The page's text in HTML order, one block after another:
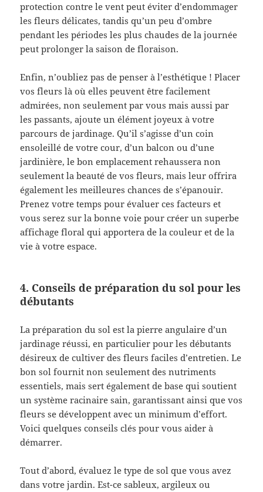
protection contre le vent peut éviter d’endommager
les fleurs délicates, tandis qu’un peu d’ombre
pendant les périodes les plus chaudes de la journée
peut prolonger la saison de floraison.
Enfin, n’oubliez pas de penser à l’esthétique ! Placer
vos fleurs là où elles peuvent être facilement
admirées, non seulement par vous mais aussi par
les passants, ajoute un élément joyeux à votre
parcours de jardinage. Qu’il s’agisse d’un coin
ensoleillé de votre cour, d’un balcon ou d’une
jardinière, le bon emplacement rehaussera non
seulement la beauté de vos fleurs, mais leur offrira
également les meilleures chances de s’épanouir.
Prenez votre temps pour évaluer ces facteurs et
vous serez sur la bonne voie pour créer un superbe
affichage floral qui apportera de la couleur et de la
vie à votre espace.
4. Conseils de préparation du sol pour les
débutants
La préparation du sol est la pierre angulaire d’un
jardinage réussi, en particulier pour les débutants
désireux de cultiver des fleurs faciles d’entretien. Le
bon sol fournit non seulement des nutriments
essentiels, mais sert également de base qui soutient
un système racinaire sain, garantissant ainsi que vos
fleurs se développent avec un minimum d’effort.
Voici quelques conseils clés pour vous aider à
démarrer.
Tout d’abord, évaluez le type de sol que vous avez
dans votre jardin. Est-ce sableux, argileux ou